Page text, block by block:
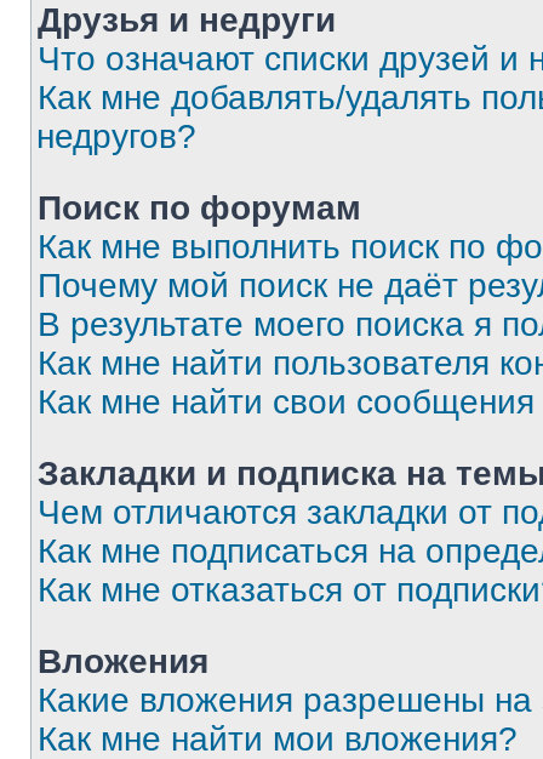
Друзья и недруги
Что означают списки друзей и
Как мне добавлять/удалять
недругов?
Поиск по форумам
Как мне выполнить поиск по
Почему мой поиск не даёт
В результате моего поиска я
Как мне найти пользователя
Как мне найти свои
Закладки и подписка на
Чем отличаются закладки от
Как мне подписаться на
Как мне отказаться от
Вложения
Какие вложения разрешены
Как мне найти мои вложения?